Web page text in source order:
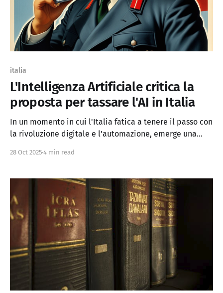
italia
L'Intelligenza Artificiale critica la
proposta per tassare l'AI in Italia
In un momento in cui l'Italia fatica a tenere il passo con
la rivoluzione digitale e l'automazione, emerge una
all'Università di Brescia, ha
28 Oct 2025 4 min read